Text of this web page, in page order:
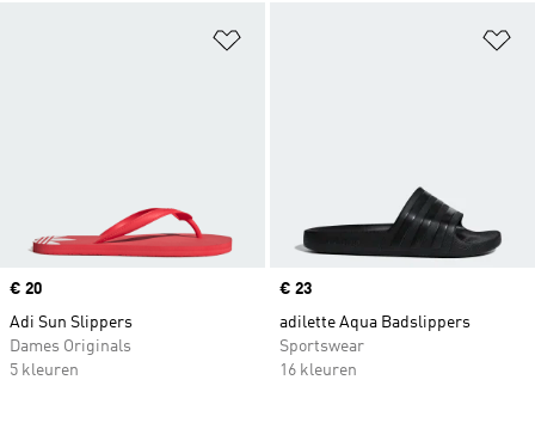
Price
€ 20
Adi Sun Slippers
Dames Originals
5 kleuren
Price
€ 23
adilette Aqua Badslippers
Sportswear
16 kleuren